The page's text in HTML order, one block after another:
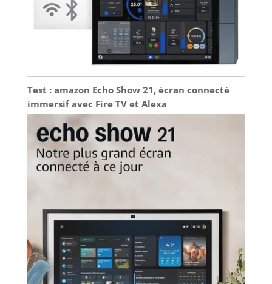
Test : amazon Echo Show 21, écran connecté
immersif avec Fire TV et Alexa